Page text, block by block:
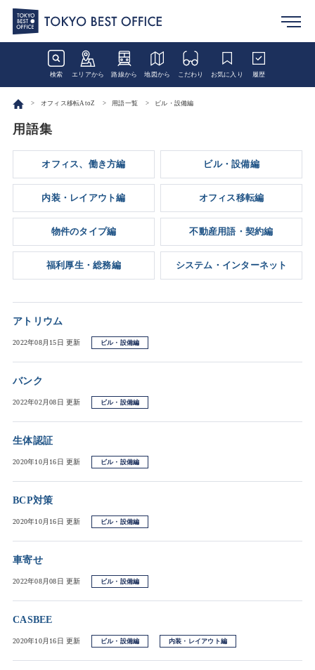
検索 エリアから 路線から 地図から こだわり お気に入り 履歴
オフィス移転AtoZ 用語一覧 ビル・設備編
用語集
オフィス、働き方編 ビル・設備編
内装・レイアウト編 オフィス移転編
物件のタイプ編 不動産用語・契約編
福利厚生・総務編 システム・インターネット
アトリウム
2022年08月15日 更新 ビル・設備編
バンク
2022年02月08日 更新 ビル・設備編
生体認証
2020年10月16日 更新 ビル・設備編
BCP対策
2020年10月16日 更新 ビル・設備編
車寄せ
2022年08月08日 更新 ビル・設備編
CASBEE
2020年10月16日 更新 ビル・設備編 内装・レイアウト編